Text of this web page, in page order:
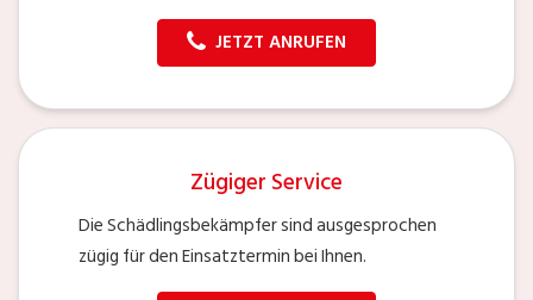
JETZT ANRUFEN
Zügiger Service
Die Schädlingsbekämpfer sind ausgesprochen
zügig für den Einsatztermin bei Ihnen.